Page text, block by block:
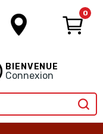
0
BIENVENUE
Connexion